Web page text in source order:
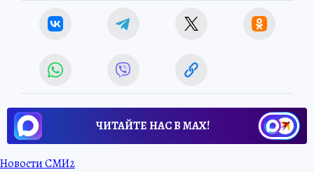
ЧИТАЙТЕ НАС В МАХ!
Новости СМИ2